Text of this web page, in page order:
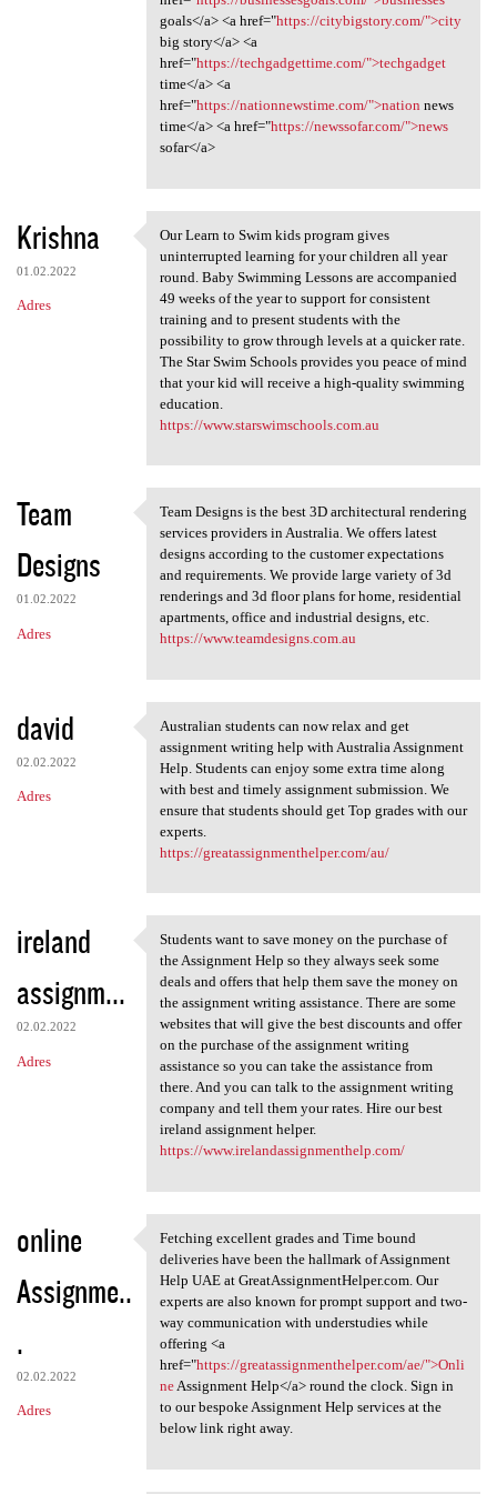
goals</a> <a href="https://citybigstory.com/">city
big story</a> <a
href="https://techgadgettime.com/">techgadget
time</a> <a
href="https://nationnewstime.com/">nation news
time</a> <a href="https://newssofar.com/">news
sofar</a>
Krishna
01.02.2022
Adres
Our Learn to Swim kids
Our Learn to Swim kids program gives
uninterrupted learning for your children all year
round. Baby Swimming Lessons are accompanied
49 weeks of the year to support for consistent
training and to present students with the
possibility to grow through levels at a quicker rate.
The Star Swim Schools provides you peace of mind
that your kid will receive a high-quality swimming
education.
https://www.starswimschools.com.au
Team
Designs
01.02.2022
Adres
Team Designs is the best 3D
Team Designs is the best 3D architectural rendering
services providers in Australia. We offers latest
designs according to the customer expectations
and requirements. We provide large variety of 3d
renderings and 3d floor plans for home, residential
apartments, office and industrial designs, etc.
https://www.teamdesigns.com.au
david
02.02.2022
Adres
Australian students can now
Australian students can now relax and get
assignment writing help with Australia Assignment
Help. Students can enjoy some extra time along
with best and timely assignment submission. We
ensure that students should get Top grades with our
experts.
https://greatassignmenthelper.com/au/
ireland
assignm...
02.02.2022
Adres
Students want to save money
Students want to save money on the purchase of
the Assignment Help so they always seek some
deals and offers that help them save the money on
the assignment writing assistance. There are some
websites that will give the best discounts and offer
on the purchase of the assignment writing
assistance so you can take the assistance from
there. And you can talk to the assignment writing
company and tell them your rates. Hire our best
ireland assignment helper.
https://www.irelandassignmenthelp.com/
online
Assignme..
.
02.02.2022
Adres
Fetching excellent grades and
Fetching excellent grades and Time bound
deliveries have been the hallmark of Assignment
Help UAE at GreatAssignmentHelper.com. Our
experts are also known for prompt support and two-
way communication with understudies while
offering <a
href="https://greatassignmenthelper.com/ae/">Onli
neAssignment Help</a> round the clock. Sign in
to our bespoke Assignment Help services at the
below link right away.